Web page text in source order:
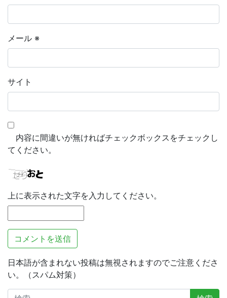
メール ※
サイト
内容に間違いが無ければチェックボックスをチェックし
てください。
上に表示された文字を入力してください。
日本語が含まれない投稿は無視されますのでご注意くださ
い。（スパム対策）
検